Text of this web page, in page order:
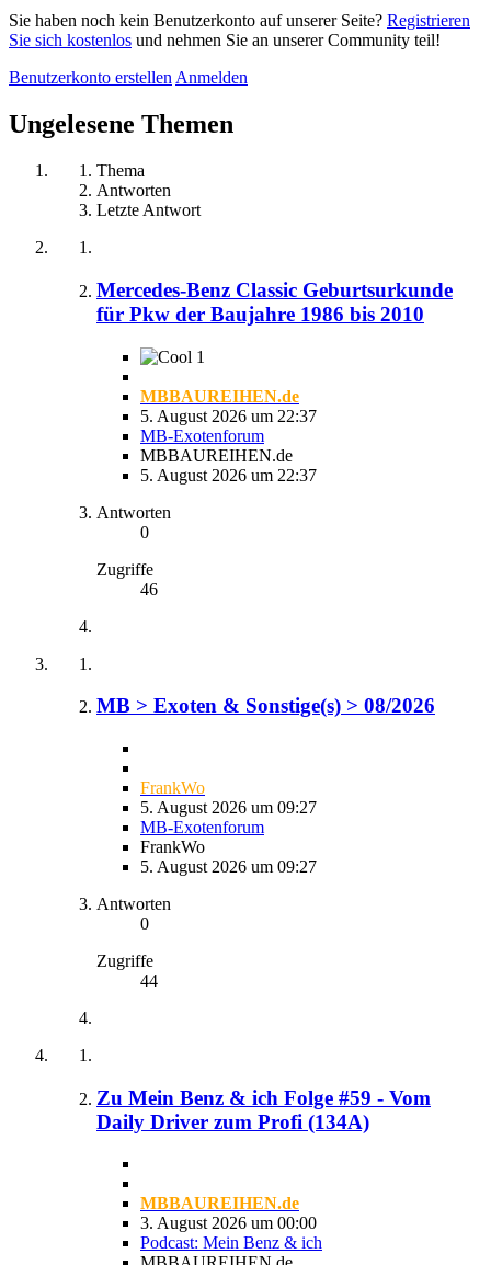
Sie haben noch kein Benutzerkonto auf unserer Seite? Registrieren
Sie sich kostenlos und nehmen Sie an unserer Community teil!
Benutzerkonto erstellen Anmelden
Ungelesene Themen
Thema
Antworten
Letzte Antwort
Mercedes-Benz Classic Geburtsurkunde
für Pkw der Baujahre 1986 bis 2010
1
MBBAUREIHEN.de
5. August 2026 um 22:37
MB-Exotenforum
MBBAUREIHEN.de
5. August 2026 um 22:37
Antworten
0
Zugriffe
46
MB > Exoten & Sonstige(s) > 08/2026
FrankWo
5. August 2026 um 09:27
MB-Exotenforum
FrankWo
5. August 2026 um 09:27
Antworten
0
Zugriffe
44
Zu Mein Benz & ich Folge #59 - Vom
Daily Driver zum Profi (134A)
MBBAUREIHEN.de
3. August 2026 um 00:00
Podcast: Mein Benz & ich